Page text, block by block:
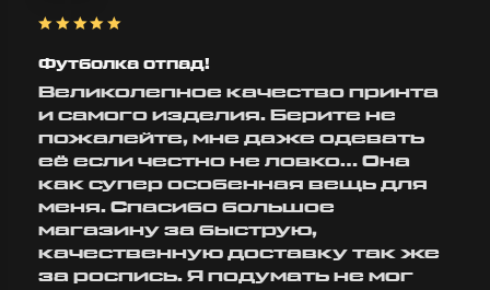
"BAN", осталась
Качество ткани
плотная,
приятная на
ощупь, принт
аккуратный.
Видно, что
сделано
действительно
Доставка очень
быстрая, заказ
2026
Футболка отпад!
Великолепное качество принта
и самого изделия. Берите не
пожалейте, мне даже одевать
её если честно не ловко... Она
как супер особенная вещь для
меня. Спасибо большое
магазину за быструю,
качественную доставку так же
за роспись. Я подумать не мог